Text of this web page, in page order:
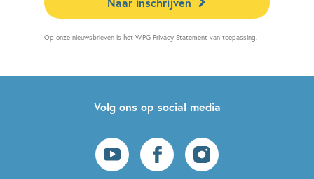
Op onze nieuwsbrieven is hetWPG Privacy Statement van toepassing.
Volg ons op social media